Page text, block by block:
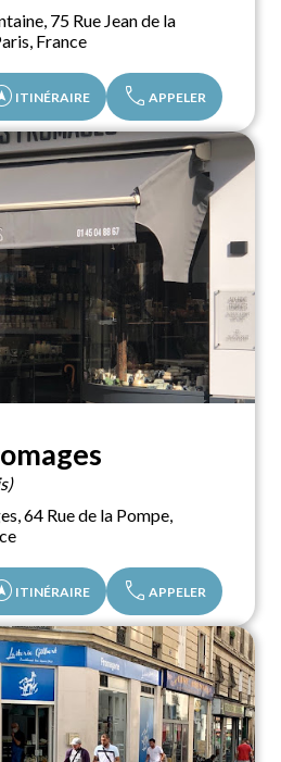
75 Rue Jean de la
France
ITINÉRAIRE call APPELER
64 Rue de la Pompe,
ITINÉRAIRE call APPELER